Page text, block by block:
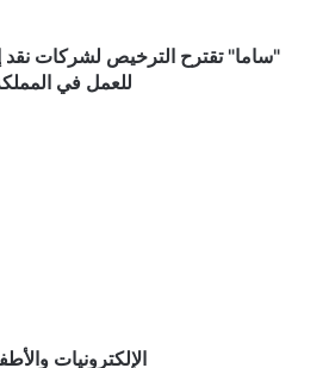
المملكة"ساما" تقترح الترخيص لشركات نقد
للعمل في
الإلكترونيات